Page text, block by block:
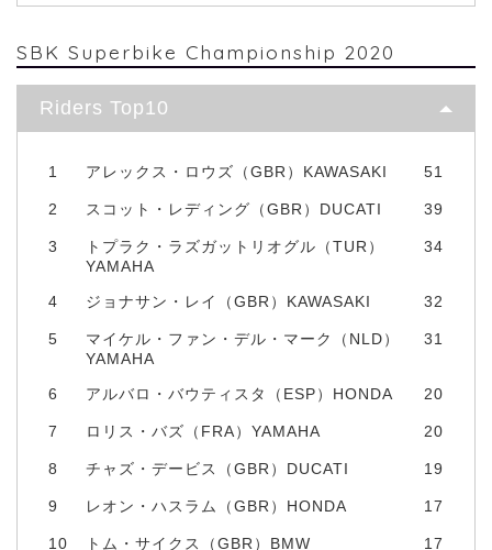
SBK Superbike Championship 2020
Riders Top10
1 アレックス・ロウズ（GBR）KAWASAKI 51
2 スコット・レディング（GBR）DUCATI 39
3
トプラク・ラズガットリオグル（TUR）
YAMAHA
34
4 ジョナサン・レイ（GBR）KAWASAKI 32
5
マイケル・ファン・デル・マーク（NLD）
YAMAHA
31
6 アルバロ・バウティスタ（ESP）HONDA 20
7 ロリス・バズ（FRA）YAMAHA 20
8 チャズ・デービス（GBR）DUCATI 19
9 レオン・ハスラム（GBR）HONDA 17
10 トム・サイクス（GBR）BMW 17